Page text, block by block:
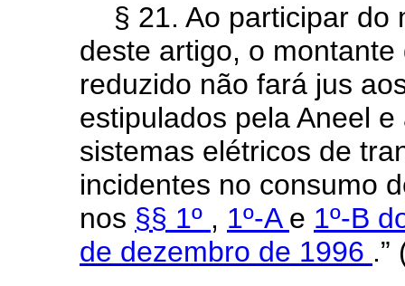
§ 21. Ao participar do
deste artigo, o
reduzido não fará jus
estipulados pela Aneel
sistemas elétricos de
incidentes no consumo
nos §§ 1º , 1º-A e 1º-B
de dezembro de 1996 .”